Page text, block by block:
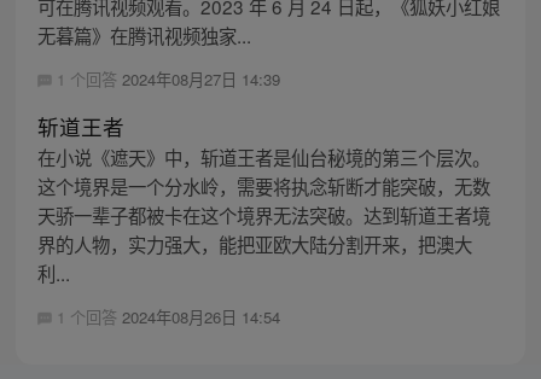
可在腾讯视频观看。2023 年 6 月 24 日起，《狐妖小红娘
无暮篇》在腾讯视频独家...
1 个回答 2024年08月27日 14:39
斩道王者
在小说《遮天》中，斩道王者是仙台秘境的第三个层次。
这个境界是一个分水岭，需要将执念斩断才能突破，无数
天骄一辈子都被卡在这个境界无法突破。达到斩道王者境
界的人物，实力强大，能把亚欧大陆分割开来，把澳大
利...
1 个回答 2024年08月26日 14:54